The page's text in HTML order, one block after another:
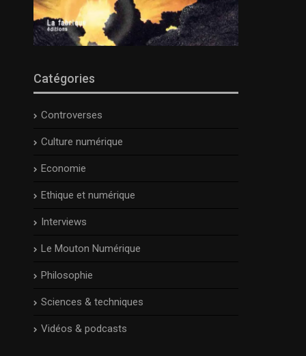
Catégories
Controverses
Culture numérique
Economie
Ethique et numérique
Interviews
Le Mouton Numérique
Philosophie
Sciences & techniques
Vidéos & podcasts